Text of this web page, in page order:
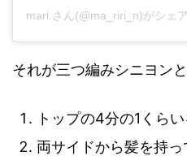
mari.さん(@ma_riri_n)がシェ
それが三つ編みシニヨン
トップの4分の1くらい
両サイドから髪を持